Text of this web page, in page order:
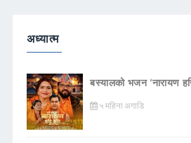
अध्यात्म
बस्यालको भजन ‘नारायण
५ महिना अगाडि